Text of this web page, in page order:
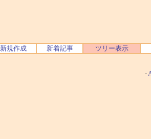
新規作成 新着記事 ツリー表示
-